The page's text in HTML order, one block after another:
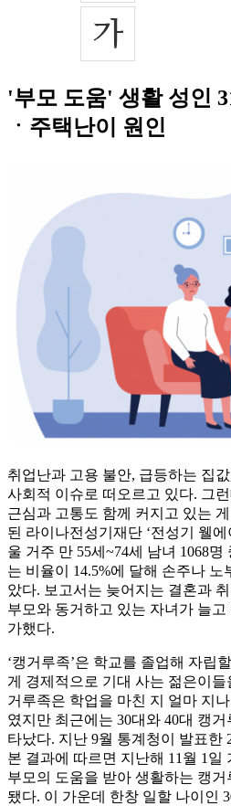
'부모 도움' 생활 성인
ㆍ주택난이 원인
취업난과 고용 불안, 급등하는 집
사회적 이슈로 떠오르고 있다. 그
근심과 고통도 함께 커지고 있는
된 라이나전성기재단 ‘전성기 웰
울 거주 만 55세~74세 남녀 1068
는 비율이 14.5%에 달해 손주나
았다. 보고서는 늦어지는 결혼과
부모와 동거하고 있는 자녀가 늘
가했다.
‘캥거루족’은 학교를 졸업해 자립
게 경제적으로 기대 사는 젊은이
거루족은 학업을 마친 지 얼마 지
였지만 최근에는 30대와 40대 캥
타났다. 지난 9월 통계청이 발표한
본 결과에 따르면 지난해 11월 1일
부모의 도움을 받아 생활하는 캥거
됐다. 이 가운데 한창 일할 나이인